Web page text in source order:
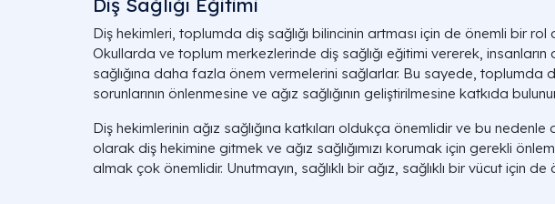
Diş hekimleri, toplumda diş sağlığı bilincinin artması için de önemli bir rol
Okullarda ve toplum merkezlerinde diş sağlığı eğitimi vererek, insanların
sağlığına daha fazla önem vermelerini sağlarlar. Bu sayede, toplumda
sorunlarının önlenmesine ve ağız sağlığının geliştirilmesine katkıda
Diş hekimlerinin ağız sağlığına katkıları oldukça önemlidir ve bu nedenle
olarak diş hekimine gitmek ve ağız sağlığımızı korumak için gerekli
almak çok önemlidir. Unutmayın, sağlıklı bir ağız, sağlıklı bir vücut için de